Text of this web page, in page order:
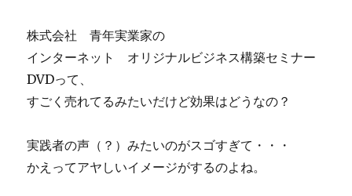
株式会社 青年実業家の
インターネット オリジナルビジネス構築セミナー
DVDって、
すごく売れてるみたいだけど効果はどうなの？
実践者の声（？）みたいのがスゴすぎて・・・
かえってアヤしいイメージがするのよね。